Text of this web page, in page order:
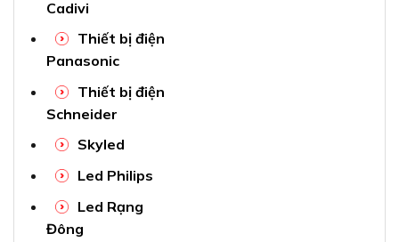
Cadivi
Thiết bị điện
Panasonic
Thiết bị điện
Schneider
Skyled
Led Philips
Led Rạng
Đông